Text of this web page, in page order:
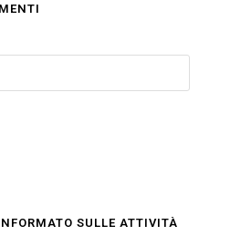
SULLE ATTIVITÀ